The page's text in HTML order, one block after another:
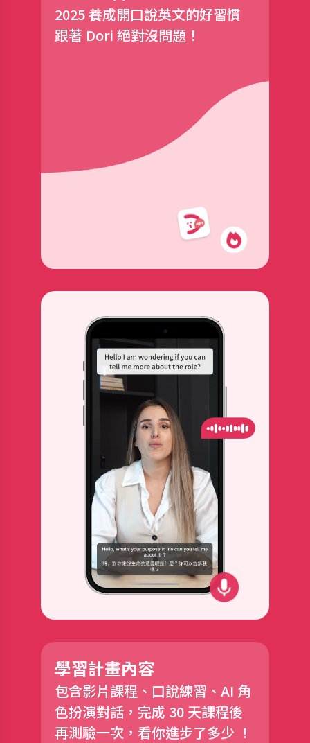
2025 養成開口說英文的好習慣
跟著 Dori 絕對沒問題！
學習計畫內容
包含影片課程、口說練習、AI 角
色扮演對話，完成 30 天課程後
再測驗一次，看你進步了多少 ！